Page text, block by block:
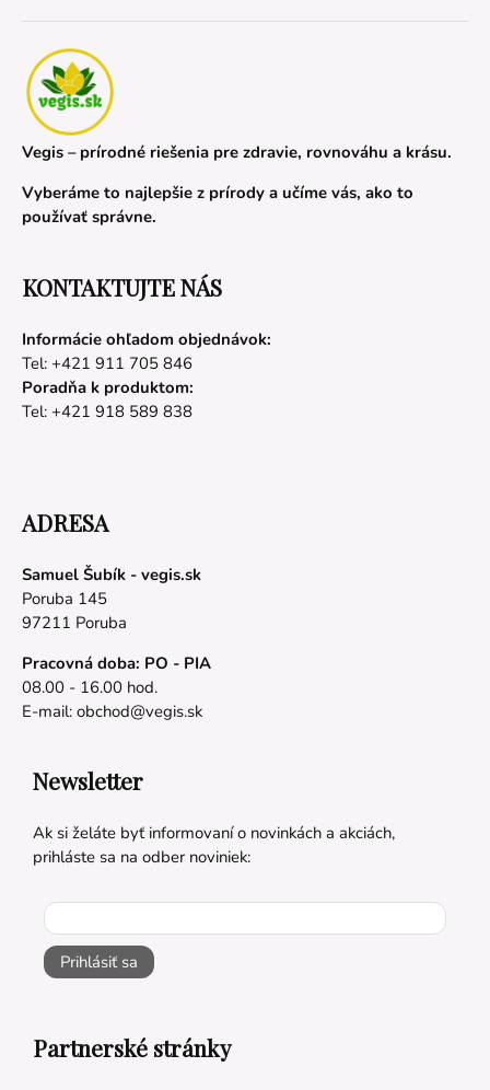
Vegis – prírodné riešenia pre zdravie, rovnováhu a krásu.
Vyberáme to najlepšie z prírody a učíme vás, ako to
používať správne.
KONTAKTUJTE NÁS
Informácie ohľadom objednávok:
Tel: +421 911 705 846
Poradňa k produktom:
Tel: +421 918 589 838
ADRESA
Samuel Šubík - vegis.sk
Poruba 145
97211 Poruba
Pracovná doba: PO - PIA
08.00 - 16.00 hod.
E-mail: obchod@vegis.sk
Newsletter
Ak si želáte byť informovaní o novinkách a akciách,
prihláste sa na odber noviniek:
Prihlásiť sa
Partnerské stránky